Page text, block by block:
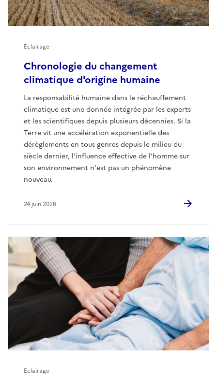
Chronologie du changement
climatique d'origine humaine
La responsabilité humaine dans le réchauffement
climatique est une donnée intégrée par les experts
et les scientifiques depuis plusieurs décennies. Si la
Terre vit une accélération exponentielle des
dérèglements en tous genres depuis le milieu du
siècle dernier, l'influence effective de l'homme sur
son environnement n'est pas un phénomène
nouveau.
Eclairage
24 juin 2026
Eclairage